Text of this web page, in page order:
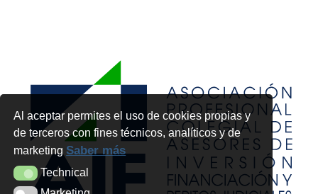
Al aceptar permites el uso de cookies propias y
de terceros con fines técnicos, analíticos y de
marketingSaber más
TechnicalTechnical